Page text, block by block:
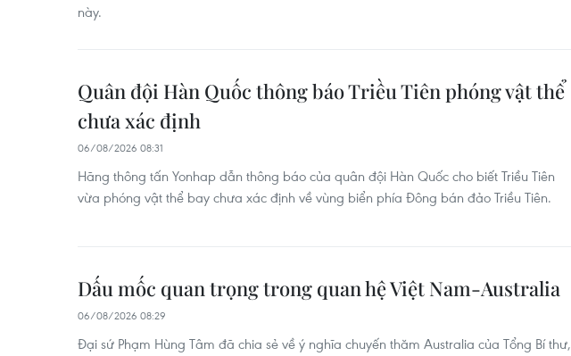
này.
Quân đội Hàn Quốc thông báo Triều Tiên phóng vật thể
chưa xác định
06/08/2026 08:31
Hãng thông tấn Yonhap dẫn thông báo của quân đội Hàn Quốc cho biết Triều Tiên
vừa phóng vật thể bay chưa xác định về vùng biển phía Đông bán đảo Triều Tiên.
Dấu mốc quan trọng trong quan hệ Việt Nam-Australia
06/08/2026 08:29
Đại sứ Phạm Hùng Tâm đã chia sẻ về ý nghĩa chuyến thăm Australia của Tổng Bí thư,